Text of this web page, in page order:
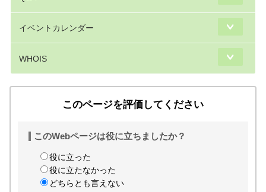
イベントカレンダー
WHOIS
このページを評価してください
このWebページは役に立ちましたか？
役に立った
役に立たなかった
どちらとも言えない